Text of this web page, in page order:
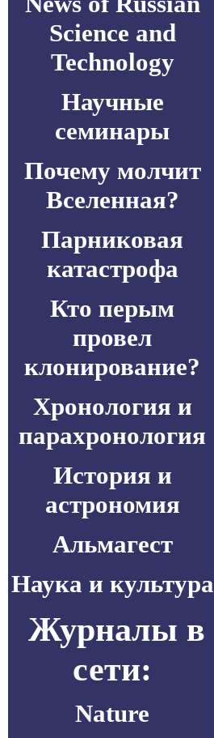
Science and
Technology
Научные
семинары
Почему молчит
Вселенная?
Парниковая
катастрофа
Кто перым
провел
клонирование?
Хронология и
парахронология
История и
астрономия
Альмагест
Наука и культура
Журналы в
сети:
Nature